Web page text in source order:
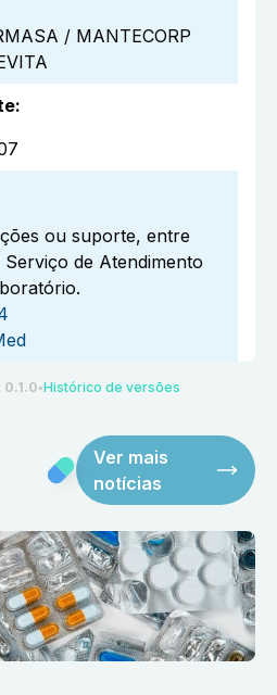
/ MANTECORP
:
ou suporte, entre
de Atendimento
0.1.0 ●Histórico de versões
Ver mais
notícias